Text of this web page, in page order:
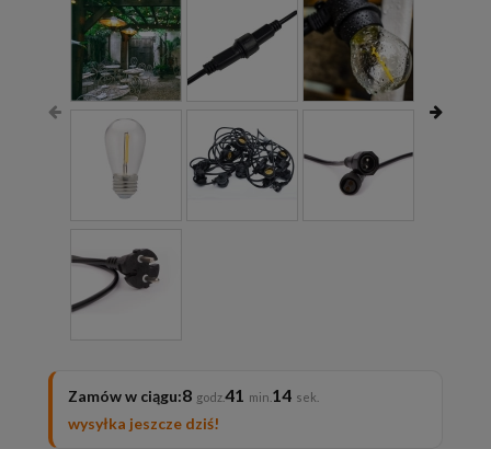
Zamów w ciągu:8 41 14
wysyłka jeszcze dziś!